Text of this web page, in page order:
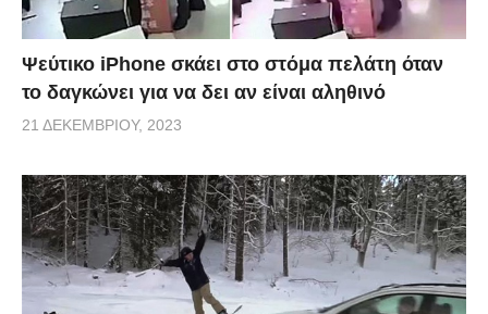
Ψεύτικο iPhone σκάει στο στόμα πελάτη όταν
το δαγκώνει για να δει αν είναι αληθινό
21 ΔΕΚΕΜΒΡΊΟΥ, 2023